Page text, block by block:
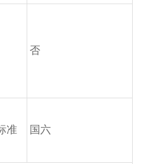
否
准 国六